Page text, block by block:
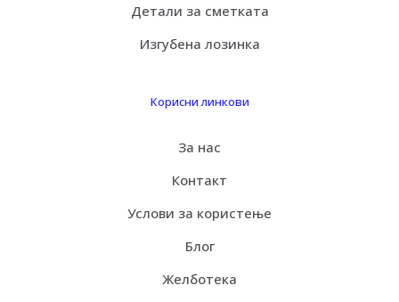
Детали за сметката
Изгубена лозинка
Корисни линкови
За нас
Контакт
Услови за користење
Блог
Желботека